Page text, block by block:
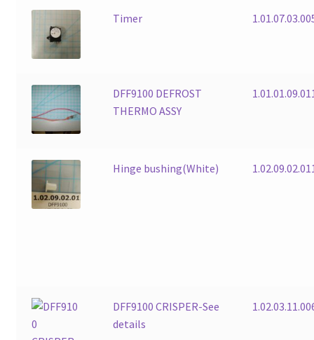
Timer
DFF9100 DEFROST
THERMO ASSY
Hinge bushing(White)
DFF9100 CRISPER-See
details